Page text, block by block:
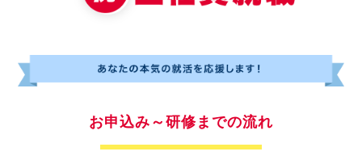
お申込み～研修までの流れ